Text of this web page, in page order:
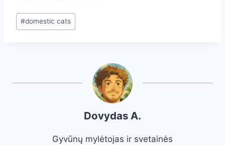
Post
Tags:
#domestic cats
Dovydas A.
Gyvūnų mylėtojas ir svetainės